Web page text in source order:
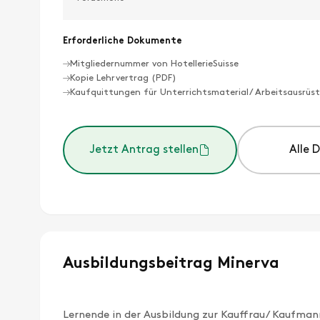
Erforderliche Dokumente
Mitgliedernummer von HotellerieSuisse
Kopie Lehrvertrag (PDF)
Kaufquittungen für Unterrichtsmaterial/
Jetzt Antrag stellen Alle
Ausbildungsbeitrag Minerva
Lernende in der Ausbildung zur Kauffrau/